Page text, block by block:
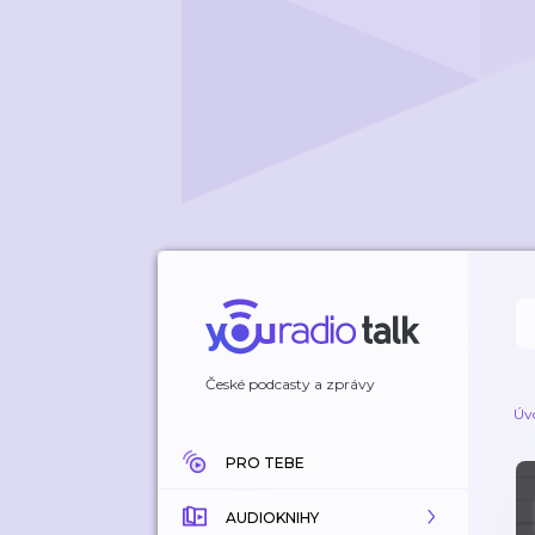
České podcasty a zprávy
PRO TEBE
AUDIOKNIHY